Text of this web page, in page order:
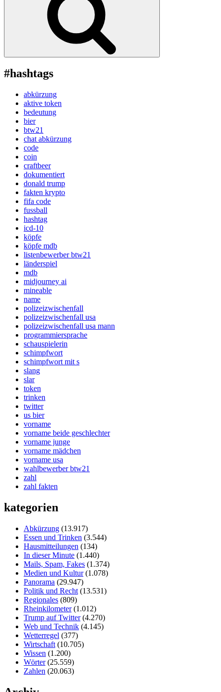
#hashtags
abkürzung
aktive token
bedeutung
bier
btw21
chat abkürzung
code
coin
craftbeer
dokumentiert
donald trump
fakten krypto
fifa code
fussball
hashtag
icd-10
köpfe
köpfe mdb
listenbewerber btw21
länderspiel
mdb
midjourney ai
mineable
name
polizeizwischenfall
polizeizwischenfall usa
polizeizwischenfall usa mann
programmiersprache
schauspielerin
schimpfwort
schimpfwort mit s
slang
slar
token
trinken
twitter
us bier
vorname
vorname beide geschlechter
vorname junge
vorname mädchen
vorname usa
wahlbewerber btw21
zahl
zahl fakten
kategorien
Abkürzung (13.917)
Essen und Trinken (3.544)
Hausmitteilungen (134)
In dieser Minute (1.440)
Mails, Spam, Fakes (1.374)
Medien und Kultur(1.078)
Panorama (29.947)
Politik und Recht (13.531)
Regionales (809)
Rheinkilometer(1.012)
Trump auf Twitter(4.270)
Web und Technik (4.145)
Wetterregel (377)
Wirtschaft (10.705)
Wissen (1.200)
Wörter(25.559)
Zahlen (20.063)